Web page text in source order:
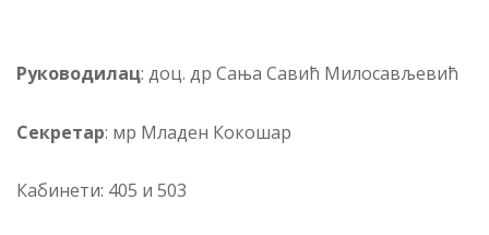
Ру­ко­во­ди­лац: доц. др Сања Савић Милосављевић
Се­кре­тар: мр Младен Кокошар
Ка­би­не­ти: 405 и 503